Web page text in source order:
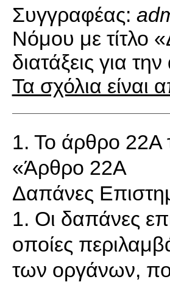
Συγγραφέας:
Νόμου με τίτλο
διατάξεις για
Τα σχόλια είναι
1. Το άρθρο 22Α
«Άρθρο 22Α
Δαπάνες
1. Οι δαπάνες
οποίες
των οργάνων,